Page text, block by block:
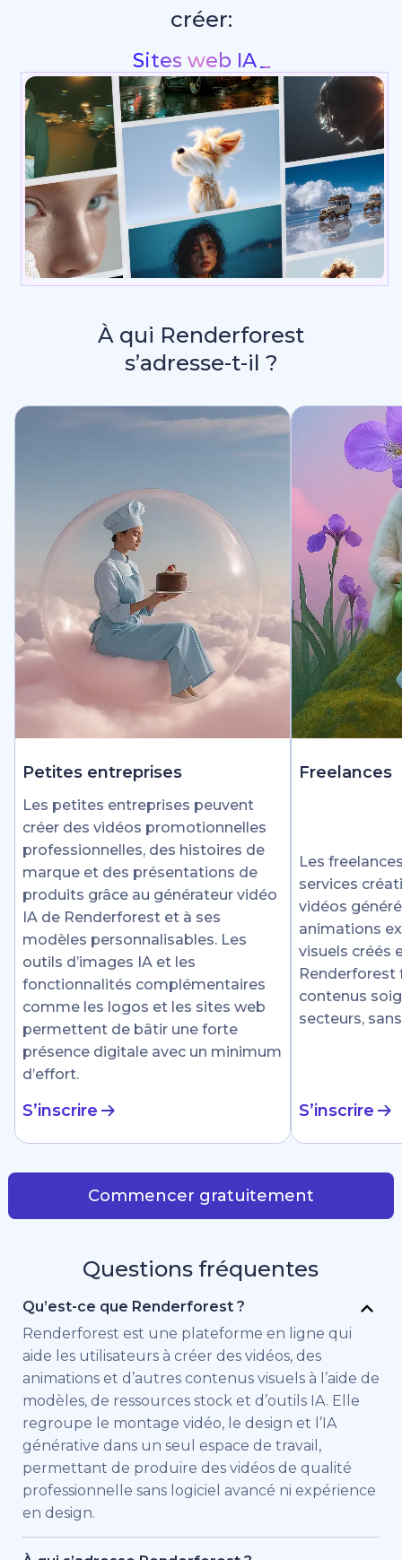
créer:
Intros & animations de logo
À qui Renderforest
s’adresse-t-il ?
Petites entreprises
Les petites entreprises peuvent
créer des vidéos promotionnelles
professionnelles, des histoires de
marque et des présentations de
produits grâce au générateur vidéo
IA de Renderforest et à ses
modèles personnalisables. Les
outils d’images IA et les
fonctionnalités complémentaires
comme les logos et les sites web
permettent de bâtir une forte
présence digitale avec un minimum
d’effort.
S’inscrire
Freelances
Les
services
vidéos
animations
visuels créés
Renderforest
contenus
secteurs,
S’inscrire
Commencer gratuitement
Questions fréquentes
Qu’est-ce que Renderforest ?
Renderforest est une plateforme en ligne qui
aide les utilisateurs à créer des vidéos, des
animations et d’autres contenus visuels à l’aide de
modèles, de ressources stock et d’outils IA. Elle
regroupe le montage vidéo, le design et l’IA
générative dans un seul espace de travail,
permettant de produire des vidéos de qualité
professionnelle sans logiciel avancé ni expérience
en design.